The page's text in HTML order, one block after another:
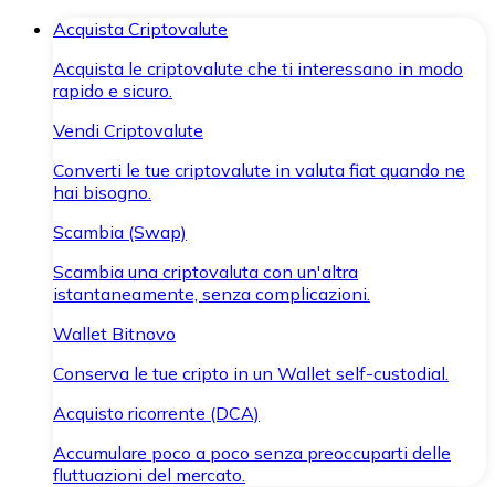
Acquista Criptovalute
Acquista le criptovalute che ti interessano in modo
rapido e sicuro.
Vendi Criptovalute
Converti le tue criptovalute in valuta fiat quando ne
hai bisogno.
Scambia (Swap)
Scambia una criptovaluta con un'altra
istantaneamente, senza complicazioni.
Wallet Bitnovo
Conserva le tue cripto in un Wallet self-custodial.
Acquisto ricorrente (DCA)
Accumulare poco a poco senza preoccuparti delle
fluttuazioni del mercato.